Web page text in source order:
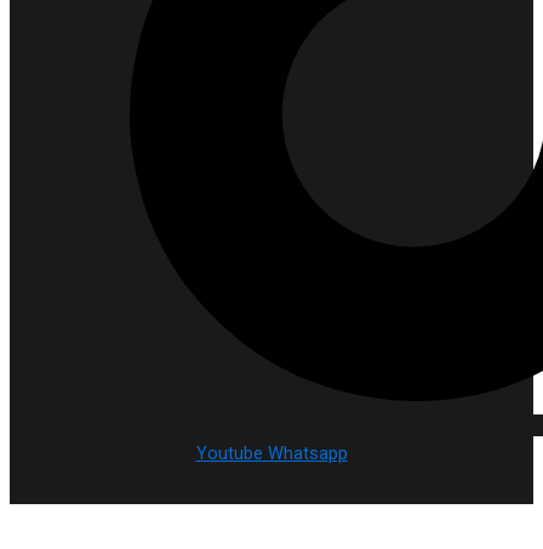
Youtube Whatsapp